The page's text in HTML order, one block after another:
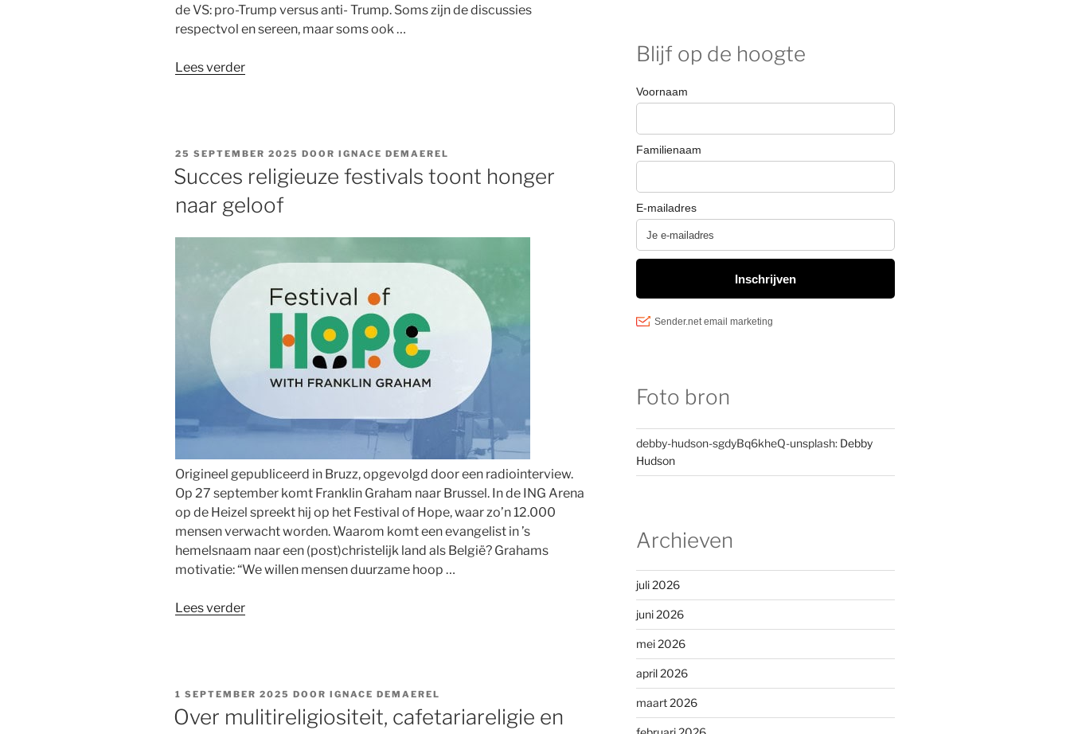
de VS: pro-Trump versus anti- Trump. Soms zijn de discussies
respectvol en sereen, maar soms ook …
Lees verder“Progressieve
GEPLAATST
OP
25 SEPTEMBER 2025 DOOR IGNACE DEMAEREL
Succes religieuze festivals toont honger
naar geloof
Origineel gepubliceerd in Bruzz, opgevolgd door een radiointerview.
Op 27 september komt Franklin Graham naar Brussel. In de ING Arena
op de Heizel spreekt hij op het Festival of Hope, waar zo’n 12.000
mensen verwacht worden. Waarom komt een evangelist in ’s
hemelsnaam naar een (post)christelijk land als België? Grahams
motivatie: “We willen mensen duurzame hoop …
Lees verder“Succes
geloof”
GEPLAATST
OP
1 SEPTEMBER 2025 DOOR IGNACE DEMAEREL
Over mulitireligiositeit, cafetariareligie en
Blijf op de hoogte
Foto bron
debby-hudson-sgdyBq6kheQ-unsplash: Debby
Hudson
Archieven
juli 2026
juni 2026
mei 2026
april 2026
maart 2026